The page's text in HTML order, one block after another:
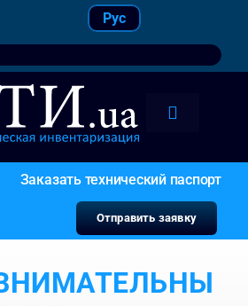
Рус
Toggle
услуги
Заказать технический паспорт
Отправить заявку